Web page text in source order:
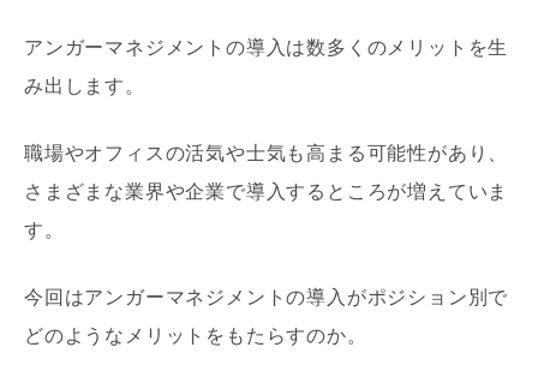
アンガーマネジメントの導入は数多くのメリットを生
み出します。
職場やオフィスの活気や士気も高まる可能性があり、
さまざまな業界や企業で導入するところが増えていま
す。
今回はアンガーマネジメントの導入がポジション別で
どのようなメリットをもたらすのか。